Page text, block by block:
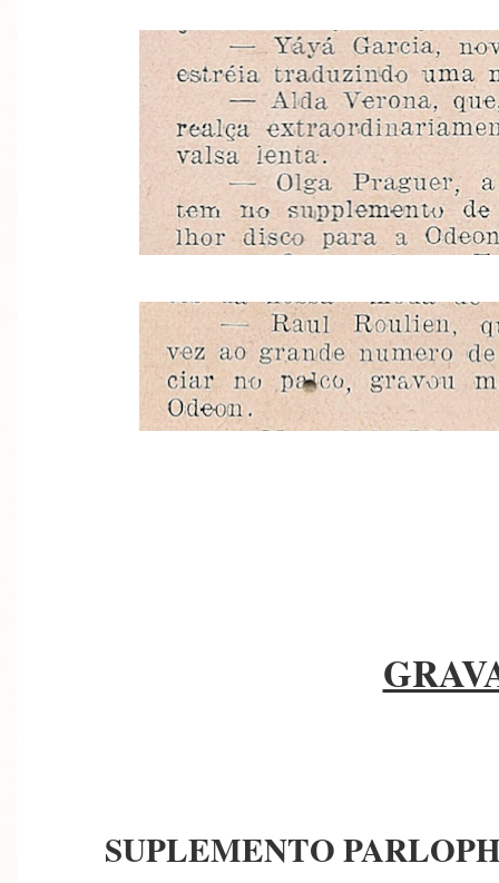
SUPLEMENTO